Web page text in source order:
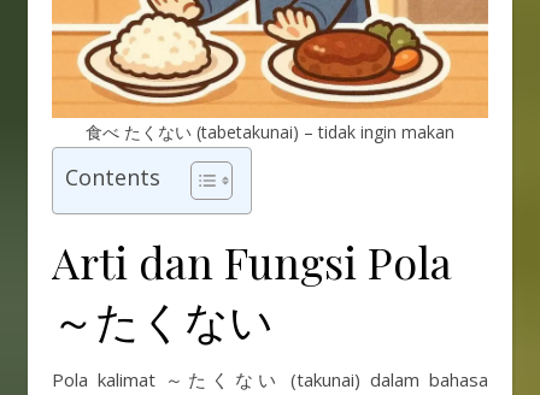
食べ たくない (tabetakunai) – tidak ingin makan
Contents
Arti dan Fungsi Pola
～たくない
Pola kalimat ～たくない (takunai) dalam bahasa